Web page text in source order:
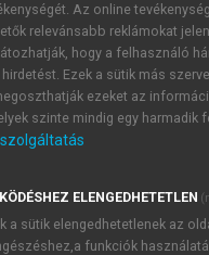
a MeRSZ újdonságairól,
az Akadémiai Kiadó Zrt.
tájékoztatóban
és elfogadom.
vásárlási feltételeket,
Az online
relevánsabb reklámokat
hogy a felhasználó
hirdetést. Ezek a sütik más
ezeket az
szinte mindig egy harmadik
szolgáltatás
ELENGEDHETETLEN
a sütik elengedhetetlenek az
funkciók